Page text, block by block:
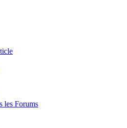
les Forums